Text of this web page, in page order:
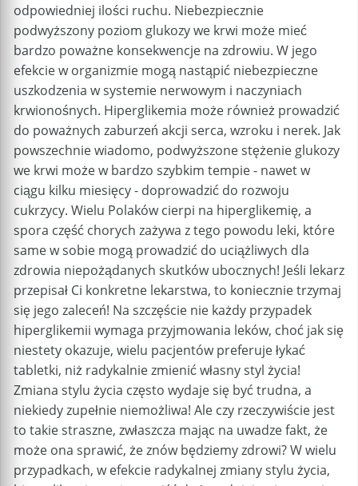
odpowiedniej ilości ruchu. Niebezpiecznie
podwyższony poziom glukozy we krwi może mieć
bardzo poważne konsekwencje na zdrowiu. W jego
efekcie w organizmie mogą nastąpić niebezpieczne
uszkodzenia w systemie nerwowym i naczyniach
krwionośnych. Hiperglikemia może również prowadzić
do poważnych zaburzeń akcji serca, wzroku i nerek. Jak
powszechnie wiadomo, podwyższone stężenie glukozy
we krwi może w bardzo szybkim tempie - nawet w
ciągu kilku miesięcy - doprowadzić do rozwoju
cukrzycy. Wielu Polaków cierpi na hiperglikemię, a
spora część chorych zażywa z tego powodu leki, które
same w sobie mogą prowadzić do uciążliwych dla
zdrowia niepożądanych skutków ubocznych! Jeśli lekarz
przepisał Ci konkretne lekarstwa, to koniecznie trzymaj
się jego zaleceń! Na szczęście nie każdy przypadek
hiperglikemii wymaga przyjmowania leków, choć jak się
niestety okazuje, wielu pacjentów preferuje łykać
tabletki, niż radykalnie zmienić własny styl życia!
Zmiana stylu życia często wydaje się być trudna, a
niekiedy zupełnie niemożliwa! Ale czy rzeczywiście jest
to takie straszne, zwłaszcza mając na uwadze fakt, że
może ona sprawić, że znów będziemy zdrowi? W wielu
przypadkach, w efekcie radykalnej zmiany stylu życia,